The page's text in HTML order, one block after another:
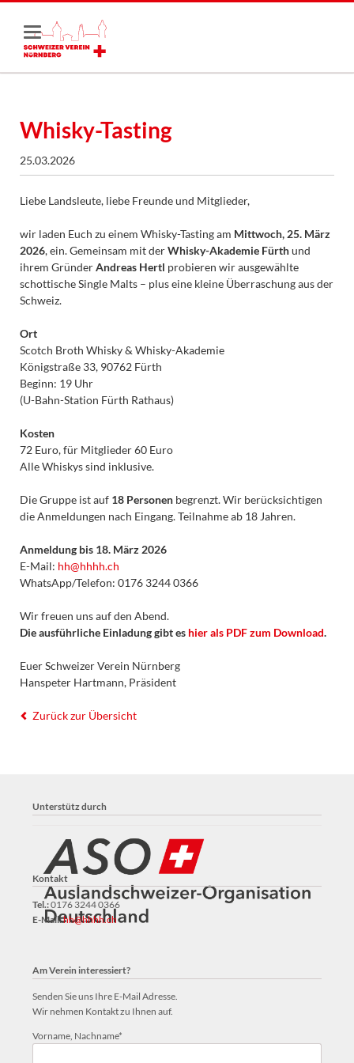
Whisky-Tasting
25.03.2026
Liebe Landsleute, liebe Freunde und Mitglieder,
wir laden Euch zu einem Whisky-Tasting am Mittwoch, 25. März
2026, ein. Gemeinsam mit derWhisky-Akademie Fürthund
ihrem GründerAndreas Hertl probieren wir ausgewählte
schottische Single Malts – plus eine kleine Überraschung aus der
Schweiz.
Ort
Scotch Broth Whisky & Whisky-Akademie
Königstraße 33, 90762 Fürth
Beginn: 19 Uhr
(U-Bahn-Station Fürth Rathaus)
Kosten
72 Euro, für Mitglieder 60 Euro
Alle Whiskys sind inklusive.
Die Gruppe ist auf 18 Personenbegrenzt. Wir berücksichtigen
die Anmeldungen nach Eingang. Teilnahme ab 18 Jahren.
Anmeldung bis 18. März 2026
E-Mail: hh@hhhh.ch
WhatsApp/Telefon: 0176 3244 0366
Wir freuen uns auf den Abend.
Die ausführliche Einladung gibt es hier als PDF zum Download.
Euer Schweizer Verein Nürnberg
Hanspeter Hartmann, Präsident
Zurück zur Übersicht
Unterstütz durch
Kontakt
Tel.:0176 3244 0366
E-Mail:hh@hhhh.ch
Am Verein interessiert?
Senden Sie uns Ihre E-Mail Adresse.
Wir nehmen Kontakt zu Ihnen auf.
Pflichtfeld
Vorname, Nachname*